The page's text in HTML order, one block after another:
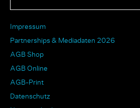
Impressum
Partnerships & Mediadaten 2026
AGB Shop
AGB Online
AGB-Print
Datenschutz